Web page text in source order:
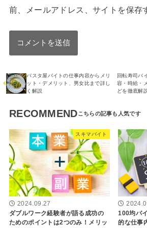
前、メールアドレス、サイトを保存
パスタ屋バイトの仕事内容からメリ
ット・デメリット、男女比まで詳し
く解説
回転寿司バ
容・時給・
どを徹底解
RECOMMEND
スキマバイト
2024.09.27
ダブルワーク経験者が語る成功の
ためのポイントは2つのみ！メリッ
100均バ
的な仕事